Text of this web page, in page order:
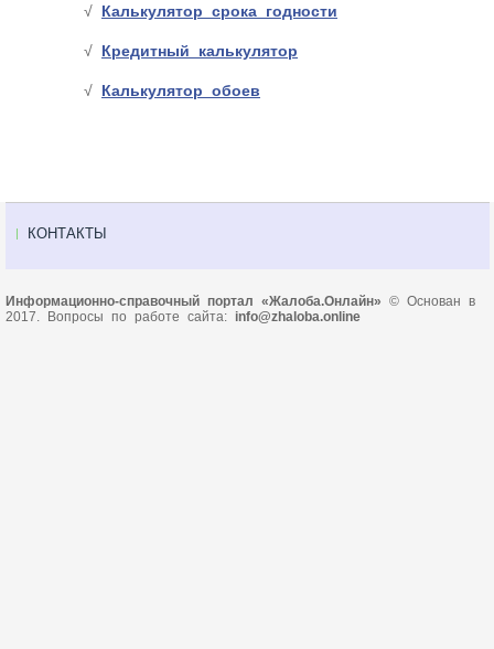
Калькулятор срока годности
Кредитный калькулятор
Калькулятор обоев
КОНТАКТЫ
Информационно-справочный портал «Жалоба.Онлайн» © Основан в
2017. Вопросы по работе сайта: info@zhaloba.online